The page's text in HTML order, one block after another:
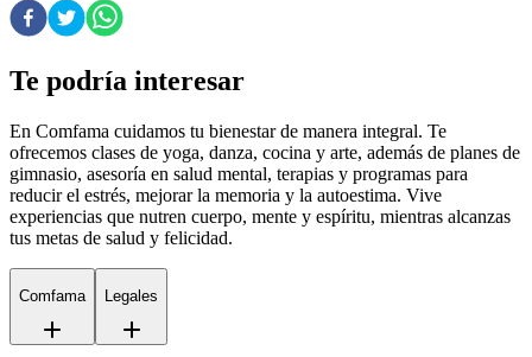
Te podría interesar
En Comfama cuidamos tu bienestar de manera integral. Te
ofrecemos clases de yoga, danza, cocina y arte, además de planes de
gimnasio, asesoría en salud mental, terapias y programas para
reducir el estrés, mejorar la memoria y la autoestima. Vive
experiencias que nutren cuerpo, mente y espíritu, mientras alcanzas
tus metas de salud y felicidad.
Comfama Legales